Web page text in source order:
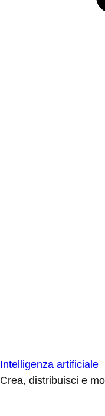
Intelligenza artificiale
Crea, distribuisci e